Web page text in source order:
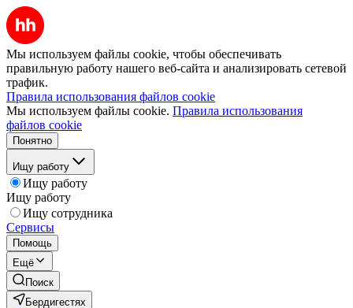
Мы используем файлы cookie, чтобы обеспечивать
правильную работу нашего веб-сайта и анализировать сетевой
трафик.
Правила использования файлов cookie
Мы используем файлы cookie. Правила использования
файлов cookie
Понятно
Ищу работу
Ищу работу
Ищу работу
Ищу сотрудника
Сервисы
Помощь
Ещё
Поиск
Бердигестях